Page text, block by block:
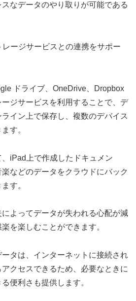
なデータのやり取りが可能である
ージサービスとの連携をサポー
ドライブ、OneDrive、Dropbox
ジサービスを利用することで、デ
イン上で保存し、複数のデバイス
す。
iPad上で作成したドキュメン
楽などのデータをクラウドにバック
す。
よってデータが失われる心配が減
を楽しむことができます。
タは、インターネットに接続され
クセスできるため、必要なときに
便利さも提供します。